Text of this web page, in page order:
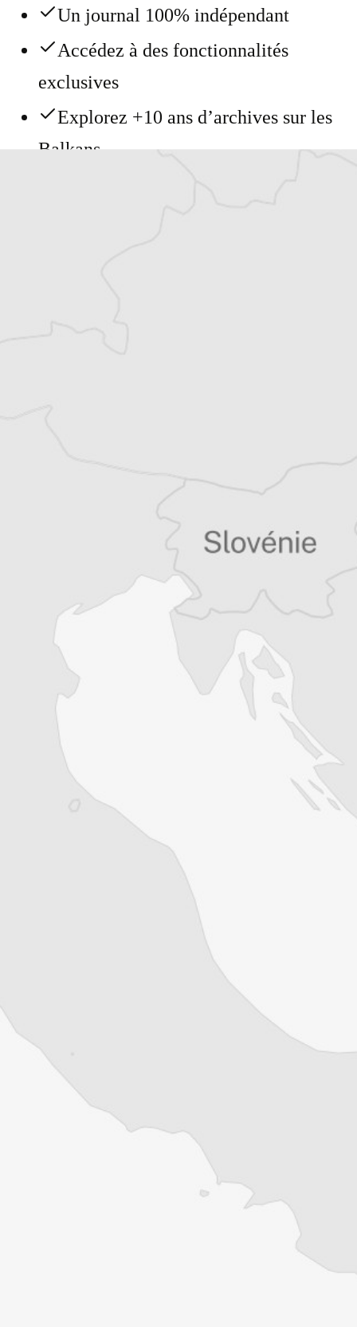
Un journal 100% indépendant
Accédez à des fonctionnalités
exclusives
Explorez +10 ans d’archives sur les
Balkans